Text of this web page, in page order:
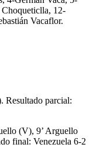
12-
Vacaflor.
Resultado parcial:
(V), 9’ Arguello
final: Venezuela 6-2